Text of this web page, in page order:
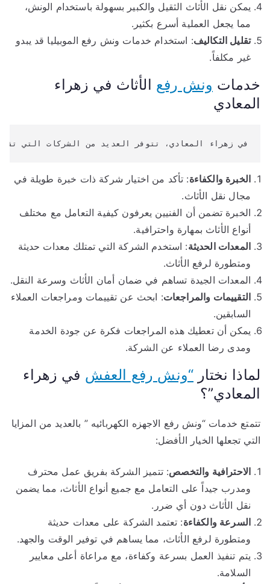
يمكن نقل الأثاث الثقيل والكبير بسهولة باستخدام الونش،
مما يجعل العملية أسرع بكثير.
تقليل التكاليف: استخدام خدمات ونش رفع الموبيليا قد يبدو
غير مكلفاً.
خدمات ونش رفع الأثاث في زهراء
المعادي
في زهراء المعادي، تتوفر العديد من الشركات التي
الخبرة والكفاءة: تأكد من اختيار شركة ذات خبرة طويلة في
مجال نقل الأثاث.
الخبرة تضمن أن الفنيين يعرفون كيفية التعامل مع مختلف
أنواع الأثاث بمهارة واحترافية.
المعدات الحديثة: استخدم الشركة التي تمتلك معدات حديثة
ومتطورة لرفع الأثاث.
المعدات الجيدة تساهم في ضمان أمان الأثاث وسرعة النقل.
التقييمات والمراجعات: ابحث عن تقييمات ومراجعات العملاء
السابقين.
يمكن أن تعطيك هذه المراجعات فكرة عن جودة الخدمة
ومدى رضا العملاء عن الشركة.
لماذا نختار “ونش رفع العفش في زهراء
المعادي”؟
تتمتع خدمات “ونش رفع الاجهزه الكهربائيه ” بالعديد من المزايا
التي تجعلها الخيار الأفضل:
الاحترافية والتخصص: تتميز الشركة بفريق عمل محترف
ومدرب جيداً على التعامل مع جميع أنواع الأثاث، مما يضمن
نقل الأثاث دون أي ضرر.
السرعة والكفاءة: تعتمد الشركة على معدات حديثة
ومتطورة لرفع الأثاث، مما يساهم في توفير الوقت والجهد.
يتم تنفيذ العمل بسرعة وكفاءة، مع مراعاة أعلى معايير
السلامة.